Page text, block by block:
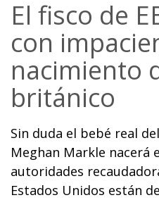
El fisco de
con
nacimiento
británico
Sin duda el bebé real
Meghan Markle nacerá
autoridades
Estados Unidos están